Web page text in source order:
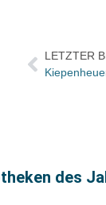
LETZTER
des